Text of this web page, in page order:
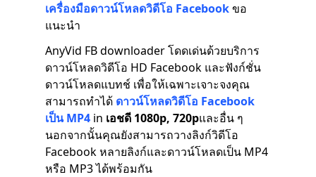
เครื่องมือดาวน์โหลดวิดีโอ Facebookขอ
แนะนำ
AnyVid FB downloader โดดเด่นด้วยบริการ
ดาวน์โหลดวิดีโอ HD Facebook และฟังก์ชั่น
ดาวน์โหลดแบทช์ เพื่อให้เฉพาะเจาะจงคุณ
สามารถทำได้ ดาวน์โหลดวิดีโอ Facebook
เป็น MP4 in เอชดี 1080p, 720pและอื่น ๆ
นอกจากนั้นคุณยังสามารถวางลิงก์วิดีโอ
Facebook หลายลิงก์และดาวน์โหลดเป็น MP4
หรือ MP3 ได้พร้อมกัน